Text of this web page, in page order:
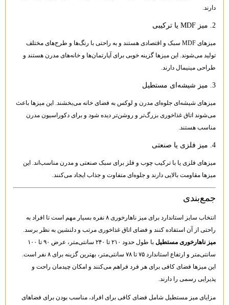
دارند.
میزهای MDF سبک و اقتصادی هستند و به راحتی با رنگ‌ها و طرح‌های مختلف
تولید می‌شوند. این میزها گزینه خوبی برای آپارتمان‌ها و خانه‌های مدرن هستند و
طراحی مینیمال دارند.
میزهای شیشه‌ای جلوه‌ای مدرن و لوکس به فضای خانه می‌بخشند. این میزها باعث
می‌شوند اتاق غذاخوری بزرگ‌تر و روشن‌تر دیده شود و برای دکوراسیون مدرن
مناسب هستند.
میزهای فلزی یا با ترکیب چوب و فلز برای سبک صنعتی و مدرن مناسب‌اند. این
میزها مقاومت بالایی دارند و جلوه‌ای متفاوت و جذاب ایجاد می‌کنند.
جمع‌بندی
انتخاب سایز استاندارد برای میز ناهارخوری ۸ نفره بسیار مهم است تا افراد به
راحتی از آن استفاده کنند و فضای اتاق غذاخوری مرتب و دلنشین به نظر برسد.
میز ناهارخوری مستطیل
با طول حدود ۲۱۰ تا ۲۴۰ سانتی‌متر، عرض ۹۰ تا ۱۰۰
سانتی‌متر و ارتفاع استاندارد ۷۵ تا ۷۸ سانتی‌متر، بهترین گزینه برای ۸ نفر است.
این میزها فضای کافی برای هر فرد فراهم می‌کنند و امکان چیدمان راحت و
پذیرایی رسمی را دارند.
مزایای میز مستطیل شامل فضای کافی برای افراد، مناسب بودن برای فضاهای